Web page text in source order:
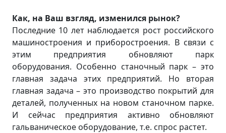
Как, на Ваш взгляд, изменился рынок?
Последние 10 лет наблюдается рост российского
машиностроения и приборостроения. В связи с
этим предприятия обновляют парк
оборудования. Особенно станочный парк – это
главная задача этих предприятий. Но вторая
главная задача – это производство покрытий для
деталей, полученных на новом станочном парке.
И сейчас предприятия активно обновляют
гальваническое оборудование, т.е. спрос растет.